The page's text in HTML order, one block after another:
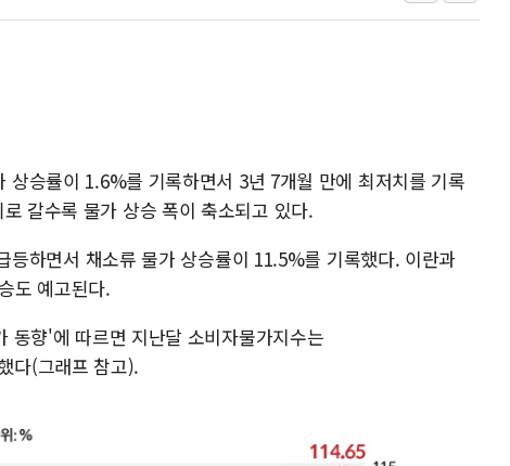
'월가의 황제' 다이먼 "금융시장 레버
[3보] 북, 원산서 동해로 단거리 탄도
우크라 드론 전술, 중남미 콜롬비아에
동해해경, 독도 해상서 부유물 감긴 어선
주한미군 "오산기지 누출, 백린 아닌
구미 폐염산처리업체서 불 2시간30여
승률이 1.6%를 기록하면서 3년 7개월 만에 최저치를 기록
갈수록 물가 상승 폭이 축소되고 있다.
하면서 채소류 물가 상승률이 11.5%를 기록했다. 이란과
도 예고된다.
동향'에 따르면 지난달 소비자물가지수는
다(그래프 참고).